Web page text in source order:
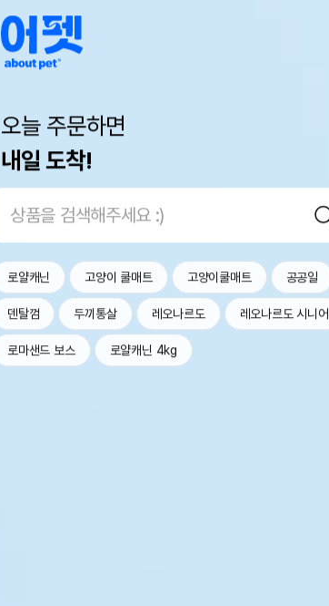
오늘 주문하면
내일 도착!
로얄캐닌 고양이 쿨매트 고양이쿨매트 공공일
덴탈껌 두끼통살 레오나르도 레오나르도 시니어
로마샌드 보스 로얄캐닌 4kg